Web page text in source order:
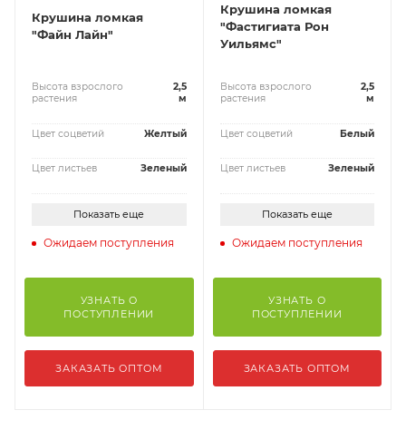
Крушина ломкая
"Файн Лайн"
Высота взрослого
растения
2,5
м
Цвет соцветий Желтый
Цвет листьев Зеленый
Показать еще
Ожидаем поступления
УЗНАТЬ О
ПОСТУПЛЕНИИ
ЗАКАЗАТЬ ОПТОМ
Крушина ломкая
"Фастигиата Рон
Уильямс"
Высота взрослого
растения
2,5
м
Цвет соцветий Белый
Цвет листьев Зеленый
Показать еще
Ожидаем поступления
УЗНАТЬ О
ПОСТУПЛЕНИИ
ЗАКАЗАТЬ ОПТОМ